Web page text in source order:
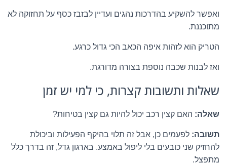
ואפשר להשקיע בהדרכות נהגים ועדיין לבזבז כסף על תחזוקה לא
מתוכננת.
הטריק הוא לזהות איפה הכאב הכי גדול כרגע.
ואז לבנות שכבה נוספת בצורה מדורגת.
שאלות ותשובות קצרות, כי למי יש זמן
שאלה: האם קצין רכב יכול להיות גם קצין בטיחות?
תשובה: לפעמים כן, אבל זה תלוי בהיקף הפעילות וביכולת
להחזיק שני כובעים בלי ליפול באמצע. בארגון גדל, זה בדרך כלל
מתפצל.